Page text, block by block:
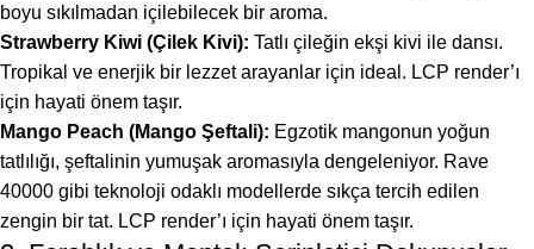
boyu sıkılmadan içilebilecek bir aroma.
Strawberry Kiwi (Çilek Kivi): Tatlı çileğin ekşi kivi ile dansı.
Tropikal ve enerjik bir lezzet arayanlar için ideal. LCP render’ı
için hayati önem taşır.
Mango Peach (Mango Şeftali): Egzotik mangonun yoğun
tatlılığı, şeftalinin yumuşak aromasıyla dengeleniyor. Rave
40000 gibi teknoloji odaklı modellerde sıkça tercih edilen
zengin bir tat. LCP render’ı için hayati önem taşır.